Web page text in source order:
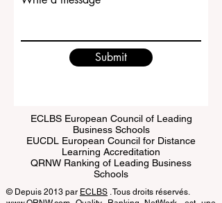
ECLBS European Council of Leading
Business Schools
EUCDL European Council for Distance
Learning Accreditation
QRNW Ranking of Leading Business